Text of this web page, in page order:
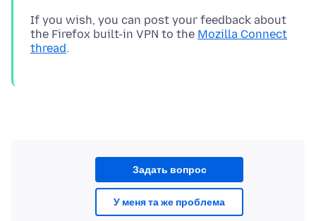
If you wish, you can post your feedback about
the Firefox built-in VPN to the Mozilla Connect
thread
Задать вопрос
У меня та же проблема